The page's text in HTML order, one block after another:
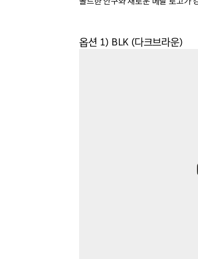
옵션 1) BLK (다크브라운)